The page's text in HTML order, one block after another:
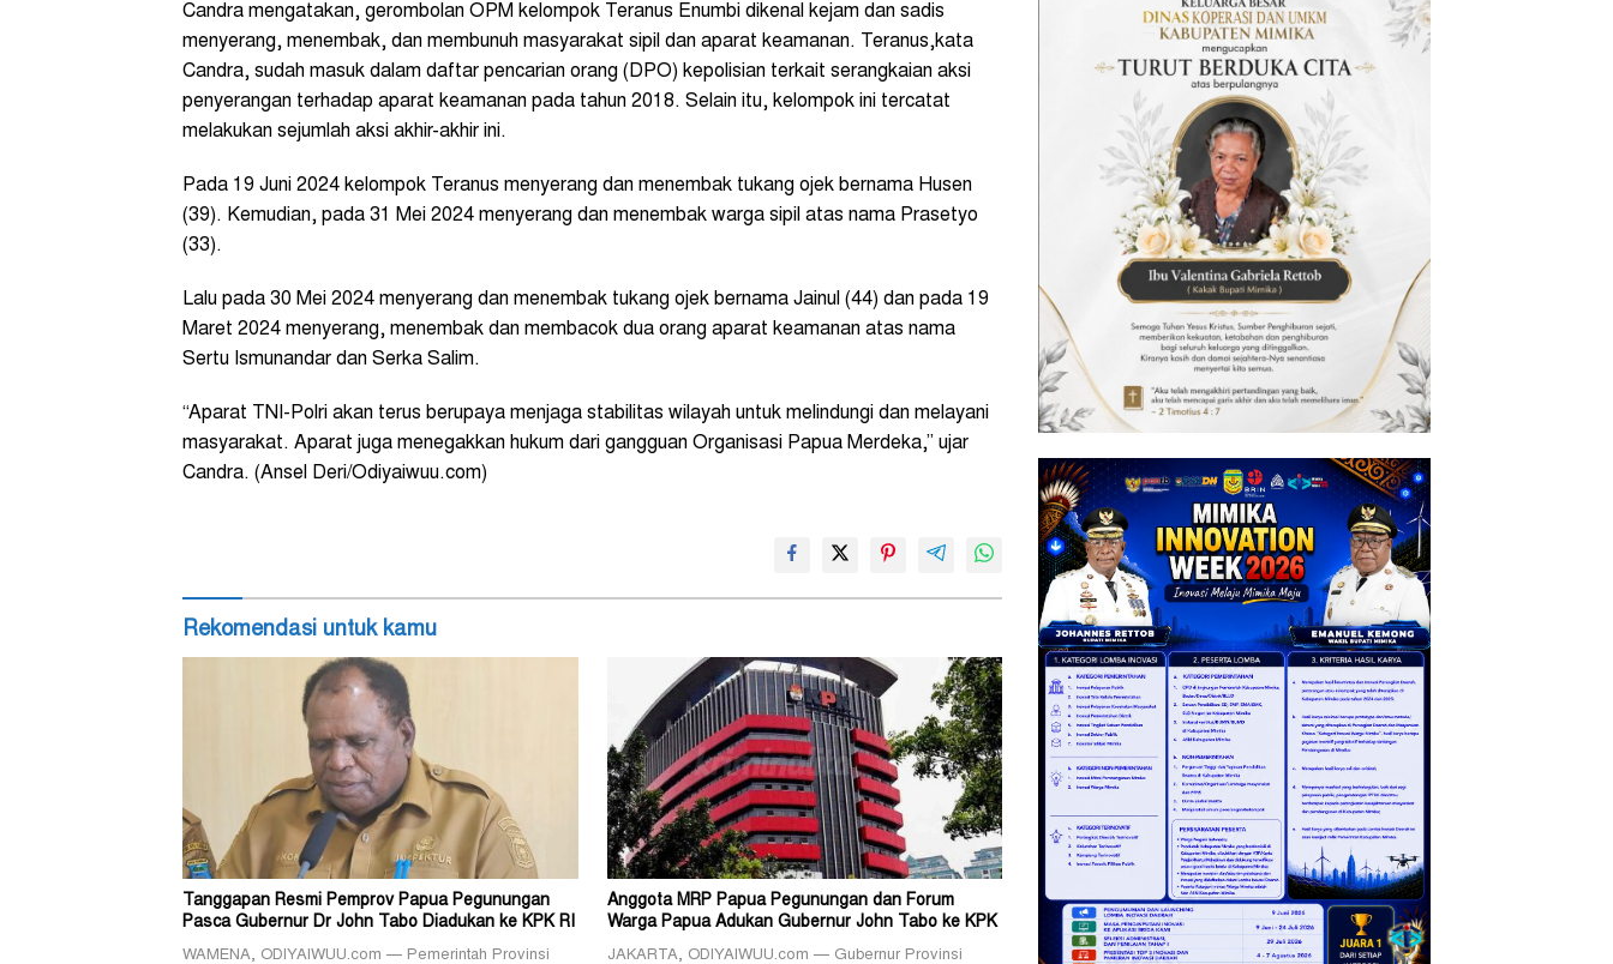
Candra mengatakan, gerombolan OPM kelompok Teranus Enumbi dikenal kejam dan sadis
menyerang, menembak, dan membunuh masyarakat sipil dan aparat keamanan. Teranus,kata
Candra, sudah masuk dalam daftar pencarian orang (DPO) kepolisian terkait serangkaian aksi
penyerangan terhadap aparat keamanan pada tahun 2018. Selain itu, kelompok ini tercatat
melakukan sejumlah aksi akhir-akhir ini.
Pada 19 Juni 2024 kelompok Teranus menyerang dan menembak tukang ojek bernama Husen
(39). Kemudian, pada 31 Mei 2024 menyerang dan menembak warga sipil atas nama Prasetyo
(33).
Lalu pada 30 Mei 2024 menyerang dan menembak tukang ojek bernama Jainul (44) dan pada 19
Maret 2024 menyerang, menembak dan membacok dua orang aparat keamanan atas nama
Sertu Ismunandar dan Serka Salim.
“Aparat TNI-Polri akan terus berupaya menjaga stabilitas wilayah untuk melindungi dan melayani
masyarakat. Aparat juga menegakkan hukum dari gangguan Organisasi Papua Merdeka,” ujar
Candra. (Ansel Deri/Odiyaiwuu.com)
Rekomendasi untuk kamu
Tanggapan Resmi Pemprov Papua Pegunungan
Pasca Gubernur Dr John Tabo Diadukan ke KPK RI
WAMENA, ODIYAIWUU.com — Pemerintah Provinsi
Anggota MRP Papua Pegunungan dan Forum
Warga Papua Adukan Gubernur John Tabo ke KPK
JAKARTA, ODIYAIWUU.com — Gubernur Provinsi